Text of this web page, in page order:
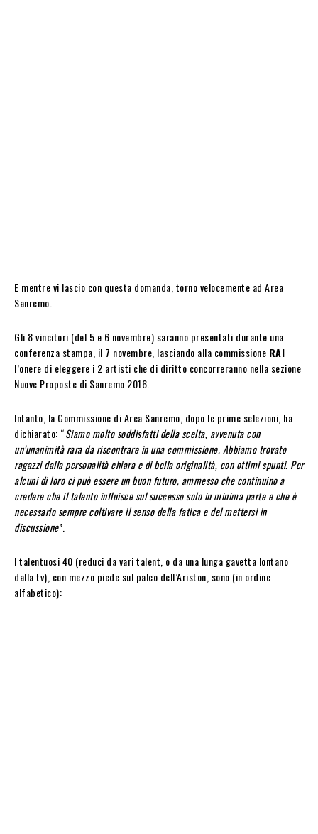
E mentre vi lascio con questa domanda, torno velocemente ad Area
Sanremo.
Gli 8 vincitori (del 5 e 6 novembre) saranno presentati durante una
conferenza stampa, il 7 novembre, lasciando alla commissione RAI
l’onere di eleggere i 2 artisti che di diritto concorreranno nella sezione
Nuove Proposte di Sanremo 2016.
Intanto, la Commissione di Area Sanremo, dopo le prime selezioni, ha
dichiarato: “Siamo molto soddisfatti della scelta, avvenuta con
un’unanimità rara da riscontrare in una commissione. Abbiamo trovato
ragazzi dalla personalità chiara e di bella originalità, con ottimi spunti. Per
alcuni di loro ci può essere un buon futuro, ammesso che continuino a
credere che il talento influisce sul successo solo in minima parte e che è
necessario sempre coltivare il senso della fatica e del mettersi in
discussione”.
I talentuosi 40 (reduci da vari talent, o da una lunga gavetta lontano
dalla tv), con mezzo piede sul palco dell’Ariston, sono (in ordine
alfabetico):